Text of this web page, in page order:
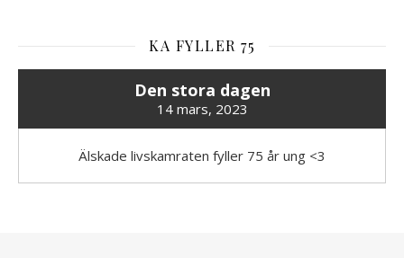
KA FYLLER 75
Den stora dagen
14 mars, 2023
Älskade livskamraten fyller 75 år ung <3